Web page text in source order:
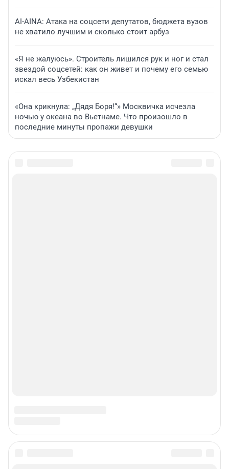
AI-AINA: Атака на соцсети депутатов, бюджета вузов
не хватило лучшим и сколько стоит арбуз
«Я не жалуюсь». Строитель лишился рук и ног и стал
звездой соцсетей: как он живет и почему его семью
искал весь Узбекистан
«Она крикнула: „Дядя Боря!“» Москвичка исчезла
ночью у океана во Вьетнаме. Что произошло в
последние минуты пропажи девушки